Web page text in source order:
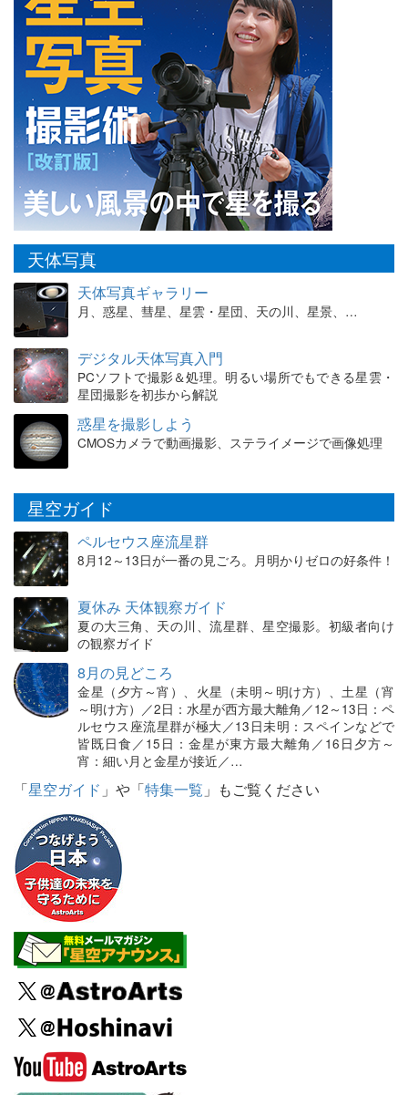
天体写真
天体写真ギャラリー
月、惑星、彗星、星雲・星団、天の川、星景、…
デジタル天体写真入門
PCソフトで撮影＆処理。明るい場所でもできる星雲・
星団撮影を初歩から解説
惑星を撮影しよう
CMOSカメラで動画撮影、ステライメージで画像処理
星空ガイド
ペルセウス座流星群
8月12～13日が一番の見ごろ。月明かりゼロの好条件！
夏休み 天体観察ガイド
夏の大三角、天の川、流星群、星空撮影。初級者向け
の観察ガイド
8月の見どころ
金星（夕方～宵）、火星（未明～明け方）、土星（宵
～明け方）／2日：水星が西方最大離角／12～13日：ペ
ルセウス座流星群が極大／13日未明：スペインなどで
皆既日食／15日：金星が東方最大離角／16日夕方～
宵：細い月と金星が接近／…
「星空ガイド 」や「特集一覧 」もご覧ください